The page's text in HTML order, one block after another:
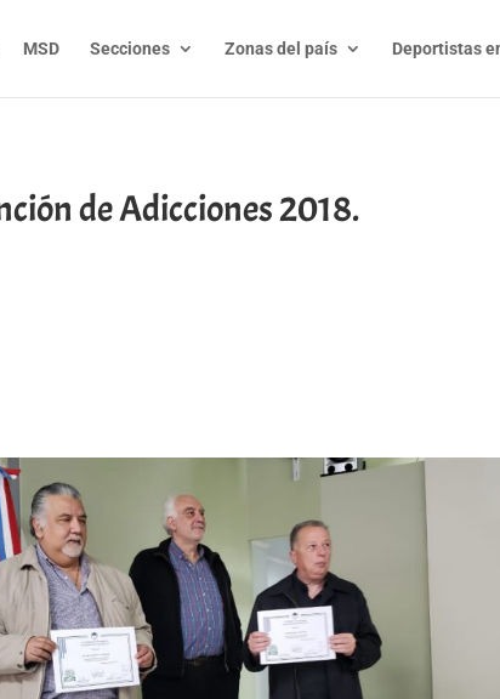
MSD Secciones Zonas del país Deportistas
de Adicciones 2018.